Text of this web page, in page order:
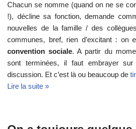
Chacun se nomme (quand on ne se
!), décline sa fonction, demande
nouvelles de la famille / des
communes, bref, rien d’excitant : on
convention sociale. A partir du
sont terminées, il faut embrayer
discussion. Et c’est là ou beaucoup de
Lire la suite »